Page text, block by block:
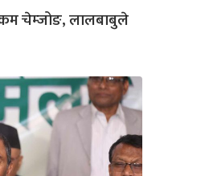
चेम्जोङ, लालबाबुले